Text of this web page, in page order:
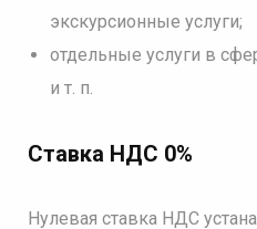
экскурсионные услуги;
отдельные услуги в
и т. п.
Ставка НДС 0%
Нулевая ставка НДС